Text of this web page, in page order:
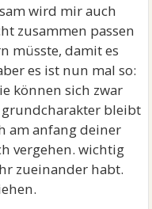
wird mir auch
zusammen passen
müsste, damit es
es ist nun mal so:
können sich zwar
bleibt
am anfang deiner
vergehen. wichtig
zueinander habt.